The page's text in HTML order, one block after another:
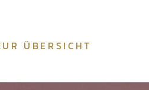
ÜBERSICHT